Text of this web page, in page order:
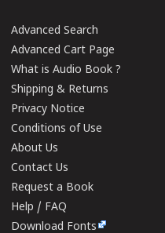
Advanced Search
Advanced Cart Page
What is Audio Book ?
Shipping & Returns
Privacy Notice
Conditions of Use
About Us
Contact Us
Request a Book
Help / FAQ
Download Fonts